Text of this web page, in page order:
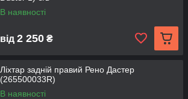
В наявності
від 2 250 ₴
Ліхтар задній правий Рено Дастер
(265500033R)
В наявності